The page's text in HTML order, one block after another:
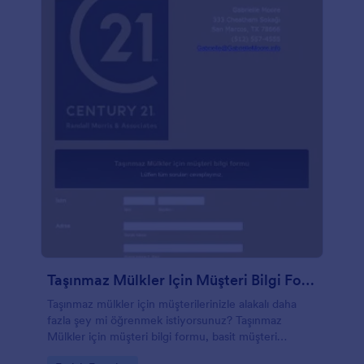
Dropbox, Box ve daha fazlasını içeren 100'den fazla
güçlü uygulama entegrasyonumuzu kullanabilirsiniz.
Çocuklu insanlar için daha fazla alan ekleyerek veya
yeni bir ev satın almak isteyenler için daha fazla soru
sorarak müşterilerinizin ihtiyaçlarını karşılamak için
bu formun birden çok versiyonunu bile
oluşturabilirsiniz.
Taşınmaz Mülkler Için Müşteri Bilgi Formu
Taşınmaz mülkler için müşterilerinizle alakalı daha
fazla şey mi öğrenmek istiyorsunuz? Taşınmaz
Mülkler için müşteri bilgi formu, basit müşteri